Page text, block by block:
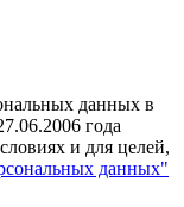
данных в
года
и для целей,
данных"